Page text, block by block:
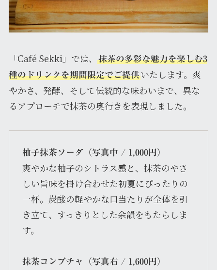
「Café Sekki」では、
抹茶の多彩な魅力を楽しむ3
種のドリンクを期間限定でご提供いたします。爽
やかさ、発酵、そして伝統的な味わいまで、異な
るアプローチで抹茶の奥行きを表現しました。
柚子抹茶ソーダ（写真中 / 1,000円）
爽やかな柚子のシトラス感と、抹茶のやさ
しい旨味を掛け合わせた初夏にぴったりの
一杯。炭酸の軽やかな口当たりが全体を引
き立て、すっきりとした余韻をもたらしま
す。
抹茶コンブチャ（写真右 / 1,600円）